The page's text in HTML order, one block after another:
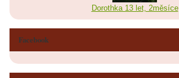
Dorothka 13 let, 2měsíce
Facebook